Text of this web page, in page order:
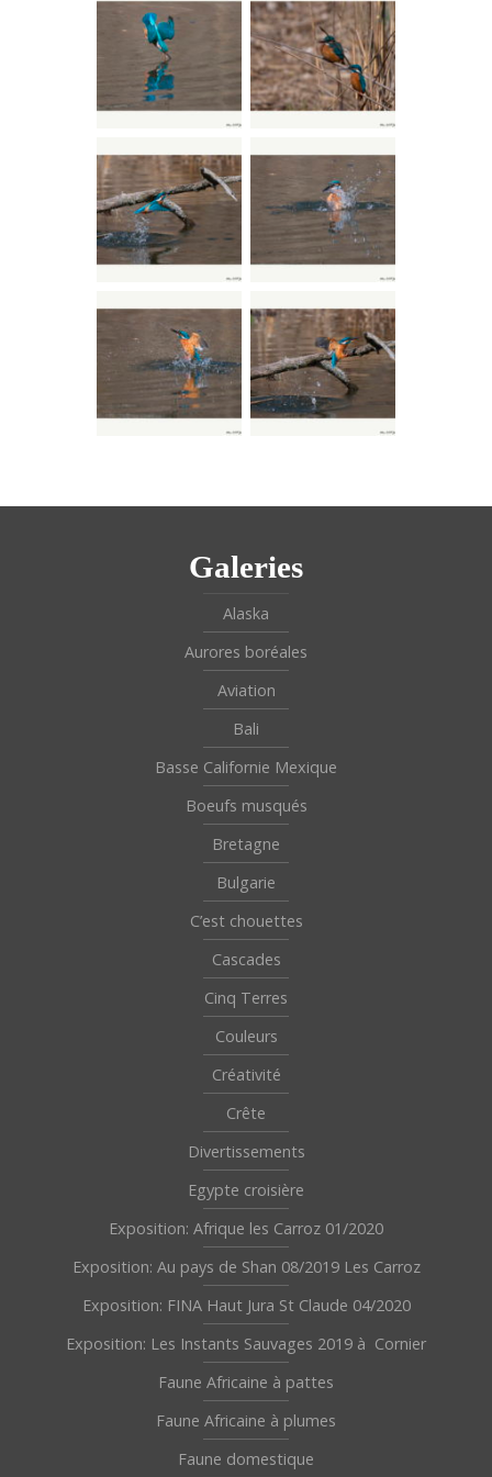
Galeries
Alaska
Aurores boréales
Aviation
Bali
Basse Californie Mexique
Boeufs musqués
Bretagne
Bulgarie
C’est chouettes
Cascades
Cinq Terres
Couleurs
Créativité
Crête
Divertissements
Egypte croisière
Exposition: Afrique les Carroz 01/2020
Exposition: Au pays de Shan 08/2019 Les Carroz
Exposition: FINA Haut Jura St Claude 04/2020
Exposition: Les Instants Sauvages 2019 à Cornier
Faune Africaine à pattes
Faune Africaine à plumes
Faune domestique